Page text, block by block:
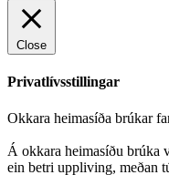
Close
Privatlívsstillingar
Okkara heimasíða brúkar
Á okkara heimasíðu brúka
ein betri uppliving, meðan